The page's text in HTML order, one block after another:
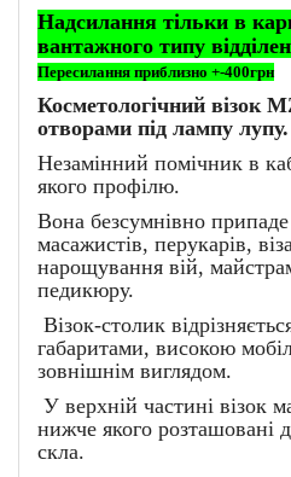
Надсилання тільки в
вантажного типу
Пересилання приблизно +-400грн
Косметологічний візок
отворами під лампу лупу.
Незамінний помічник в
якого профілю.
Вона безсумнівно
масажистів, перукарів,
нарощування вій,
педикюру.
Візок-столик
габаритами, високою
зовнішнім виглядом.
У верхній частині візок
нижче якого розташовані
скла.